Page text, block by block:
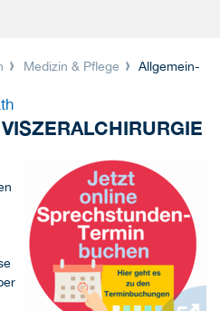
Medizin & Pflege
Allgemein-